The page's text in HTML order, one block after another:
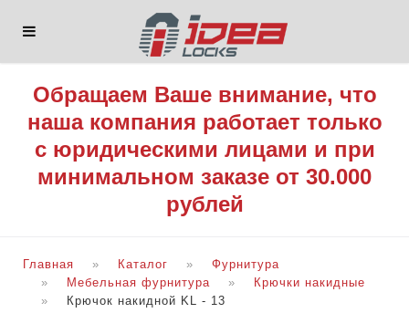
Обращаем Ваше внимание, что
наша компания работает только
с юридическими лицами и при
минимальном заказе от 30.000
рублей
Главная Каталог
Фурнитура
Мебельная фурнитура
Крючки накидные
Крючок накидной KL - 13